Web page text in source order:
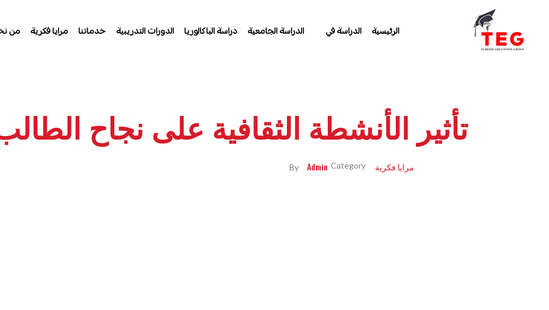
الرئيسية الدراسة في الدراسة الجامعية دراسة الباكالوريا الدورات التدريبية خدماتنا مرايا فكرية من
تأثير الأنشطة الثقافية على نجاح
By Admin مرايا فكرية